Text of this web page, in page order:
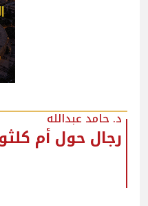
د. حامد عبدالله
رجال حول أم